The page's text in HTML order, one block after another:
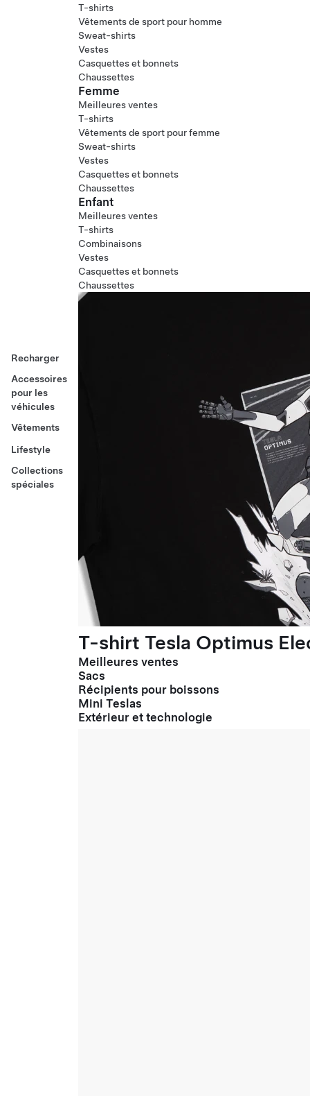
Recharger
Accessoires
pour les
véhicules
Vêtements
Lifestyle
Collections
spéciales
T-shirts
Vêtements de sport pour homme
Sweat-shirts
Vestes
Casquettes et bonnets
Chaussettes
Femme
Meilleures ventes
T-shirts
Vêtements de sport pour femme
Sweat-shirts
Vestes
Casquettes et bonnets
Chaussettes
Enfant
Meilleures ventes
T-shirts
Combinaisons
Vestes
Casquettes et bonnets
Chaussettes
T-shirt Tesla Optimus
Meilleures ventes
Sacs
Récipients pour boissons
Mini Teslas
Extérieur et technologie